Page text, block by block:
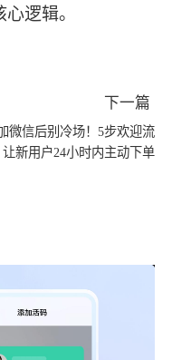
逻辑。
下一篇
微信后别冷场！5步欢迎流
新用户24小时内主动下单